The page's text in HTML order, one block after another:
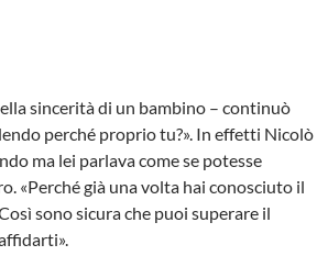
sincerità di un bambino – continuò
perché proprio tu?». In effetti Nicolò
ma lei parlava come se potesse
«Perché già una volta hai conosciuto il
sono sicura che puoi superare il